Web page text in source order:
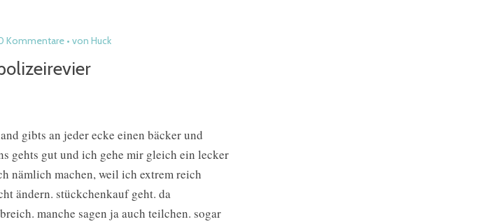
Kommentare von Huck
gibts an jeder ecke einen bäcker und
gehts gut und ich gehe mir gleich ein lecker
nämlich machen, weil ich extrem reich
ändern. stückchenkauf geht. da
manche sagen ja auch teilchen. sogar